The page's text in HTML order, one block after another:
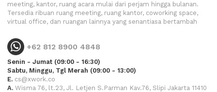
meeting, kantor, ruang acara mulai dari perjam hingga bulanan.
Tersedia ribuan ruang meeting, ruang kantor, coworking space,
virtual office, dan ruangan lainnya yang senantiasa bertambah
+62 812 8900 4848
Senin - Jumat (09:00 - 16:30)
Sabtu, Minggu, Tgl Merah (09:00 - 13:00)
E. cs@xwork.co
A. Wisma 76, lt.23, Jl. Letjen S.Parman Kav.76, Slipi Jakarta 11410